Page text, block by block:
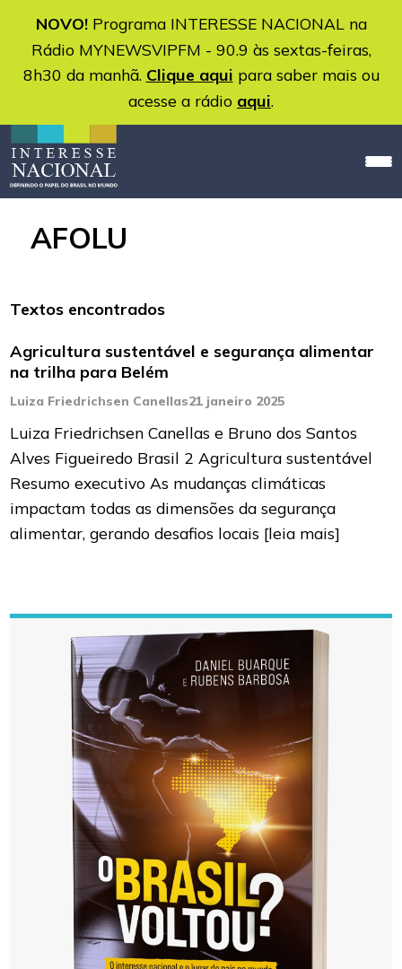
NOVO!Programa INTERESSE NACIONAL na
Rádio MYNEWSVIPFM - 90.9 às sextas-feiras,
8h30 da manhã. Clique aqui para saber mais ou
acesse a rádio aqui.
AFOLU
Textos encontrados
Agricultura sustentável e segurança alimentar
na trilha para Belém
Luiza Friedrichsen Canellas21 janeiro 2025
Luiza Friedrichsen Canellas e Bruno dos Santos
Alves Figueiredo Brasil 2 Agricultura sustentável
Resumo executivo As mudanças climáticas
impactam todas as dimensões da segurança
alimentar, gerando desafios locais [leia mais]